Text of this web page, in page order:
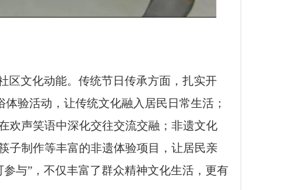
区文化动能。传统节日传承方面，扎实开
验活动，让传统文化融入居民日常生活；
欢声笑语中深化交往交流交融；非遗文化
子制作等丰富的非遗体验项目，让居民亲
与”，不仅丰富了群众精神文化生活，更有